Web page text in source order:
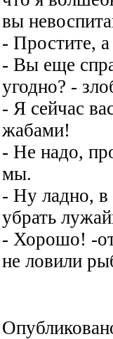
вы
- Простите,
- Вы еще
угодно? -
- Я сейчас
жабами!
- Не надо,
мы.
- Ну ладно,
убрать
- Хорошо! -
не ловили